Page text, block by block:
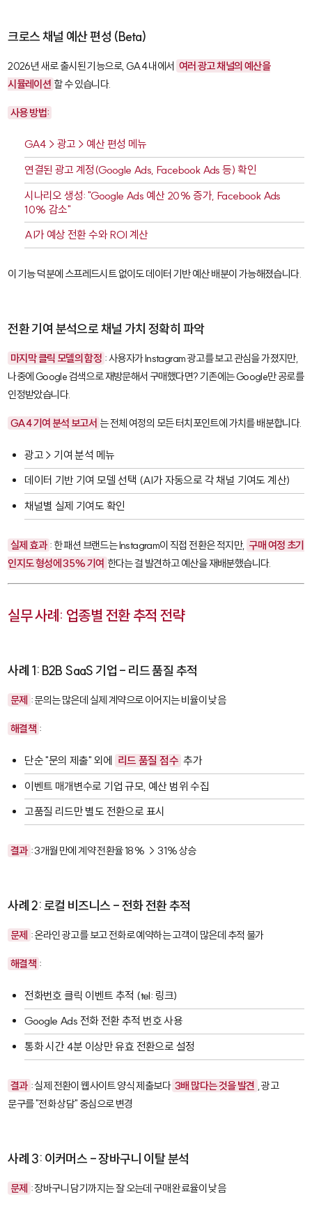
크로스 채널 예산 편성 (Beta)
2026년 새로 출시된 기능으로, GA4 내에서 여러 광고 채널의 예산을
시뮬레이션 할 수 있습니다.
사용 방법:
GA4 > 광고 > 예산 편성 메뉴
연결된 광고 계정(Google Ads, Facebook Ads 등) 확인
시나리오 생성: "Google Ads 예산 20% 증가, Facebook Ads
10% 감소"
AI가 예상 전환 수와 ROI 계산
이 기능 덕분에 스프레드시트 없이도 데이터 기반 예산 배분이 가능해졌습니다.
전환 기여 분석으로 채널 가치 정확히 파악
마지막 클릭 모델의 함정 : 사용자가 Instagram 광고를 보고 관심을 가졌지만,
나중에 Google 검색으로 재방문해서 구매했다면? 기존에는 Google만 공로를
인정받았습니다.
GA4 기여 분석 보고서 는 전체 여정의 모든 터치포인트에 가치를 배분합니다.
광고 > 기여 분석 메뉴
데이터 기반 기여 모델 선택 (AI가 자동으로 각 채널 기여도 계산)
채널별 실제 기여도 확인
실제 효과 : 한 패션 브랜드는 Instagram이 직접 전환은 적지만, 구매 여정 초기
인지도 형성에 35% 기여 한다는 걸 발견하고 예산을 재배분했습니다.
실무 사례: 업종별 전환 추적 전략
사례 1: B2B SaaS 기업 - 리드 품질 추적
문제 : 문의는 많은데 실제 계약으로 이어지는 비율이 낮음
해결책 :
단순 "문의 제출" 외에 리드 품질 점수 추가
이벤트 매개변수로 기업 규모, 예산 범위 수집
고품질 리드만 별도 전환으로 표시
결과 : 3개월 만에 계약 전환율 18% → 31% 상승
사례 2: 로컬 비즈니스 - 전화 전환 추적
문제 : 온라인 광고를 보고 전화로 예약하는 고객이 많은데 추적 불가
해결책 :
전화번호 클릭 이벤트 추적 (tel: 링크)
Google Ads 전화 전환 추적 번호 사용
통화 시간 4분 이상만 유효 전환으로 설정
결과 : 실제 전환이 웹사이트 양식 제출보다 3배 많다는 것을 발견 , 광고
문구를 "전화 상담" 중심으로 변경
사례 3: 이커머스 - 장바구니 이탈 분석
문제 : 장바구니 담기까지는 잘 오는데 구매 완료율이 낮음